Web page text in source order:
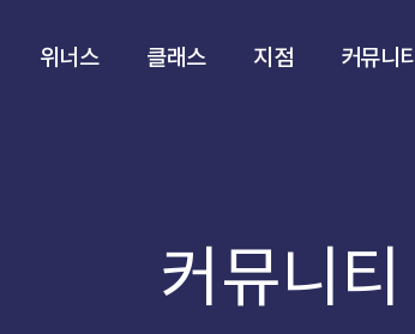
위너스 클래스 지점 커뮤니티
커뮤니티